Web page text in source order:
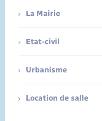
La Mairie
Etat-civil
Urbanisme
Location de salle